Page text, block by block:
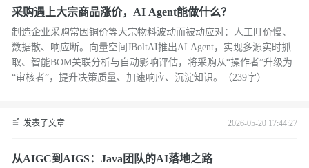
采购遇上大宗商品涨价，AI Agent能做什么？
制造企业采购常因铜价等大宗物料波动而被动应对：人工盯价慢、
数据散、响应断。向量空间JBoltAI推出AI Agent，实现多源实时抓
取、智能BOM关联分析与自动影响评估，将采购从“操作者”升级为
“审核者”，提升决策质量、加速响应、沉淀知识。（239字）
发表了文章 2026-05-20 17:44:27
从AIGC到AIGS：Java团队的AI落地之路